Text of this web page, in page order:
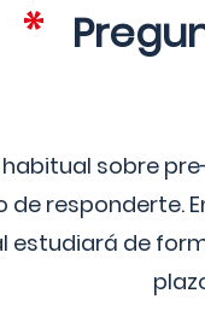
habitual sobre
responderte.
de